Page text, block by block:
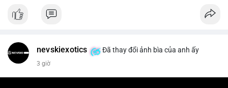
nevskiexotics Đã thay đổi ảnh bìa của anh ấy
3 giờ